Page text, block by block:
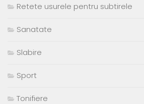
Retete usurele pentru subtirele
Sanatate
Slabire
Sport
Tonifiere